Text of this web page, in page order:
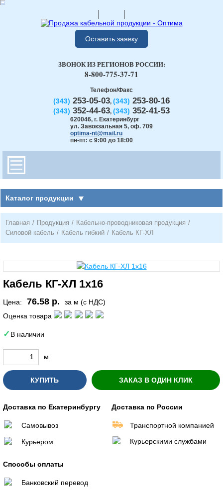
Оставить заявку
Телефон/Факс
(343) 253-05-03, (343) 253-80-16
(343) 352-44-63, (343) 352-41-53
620046, г. Екатеринбург
ул. Завокзальная 5, оф. 709
optima-nt@mail.ru
пн-пт: с 9:00 до 18:00
ЗВОНОК ИЗ РЕГИОНОВ РОССИИ:
8-800-775-37-71
Каталог продукции
Главная / Продукция / Кабельно-проводниковая продукция /
Силовой кабель / Кабель гибкий / Кабель КГ-ХЛ
Кабель КГ-ХЛ 1х16
Цена: 76.58 р.
за м (с НДС)
Оценка товара
В наличии
м
КУПИТЬ ЗАКАЗ В ОДИН КЛИК
Доставка по Екатеринбургу
Самовывоз
Курьером
Доставка по России
Транспортной компанией
Курьерскими службами
Способы оплаты
Банковский перевод